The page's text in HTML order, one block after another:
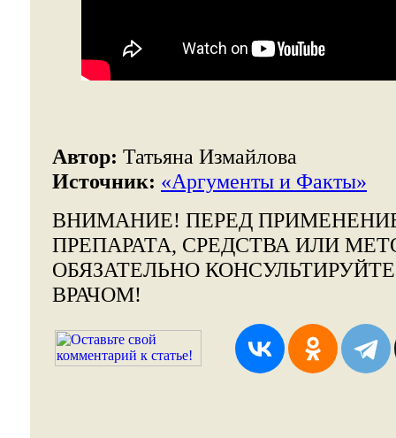
Автор: Татьяна Измайлова
Источник: «Аргументы и Факты»
ВНИМАНИЕ! ПЕРЕД
ПРЕПАРАТА, СРЕДСТВА ИЛИ
ОБЯЗАТЕЛЬНО
ВРАЧОМ!